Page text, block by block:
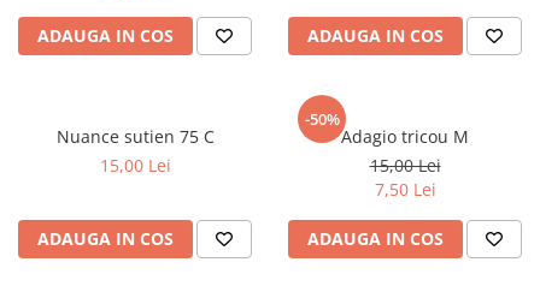
Salopete
Sport
ADAUGA IN COS ADAUGA IN COS
Nuance sutien 75 C
15,00 Lei
ADAUGA IN COS
-50%
Adagio tricou M
15,00 Lei
7,50 Lei
ADAUGA IN COS